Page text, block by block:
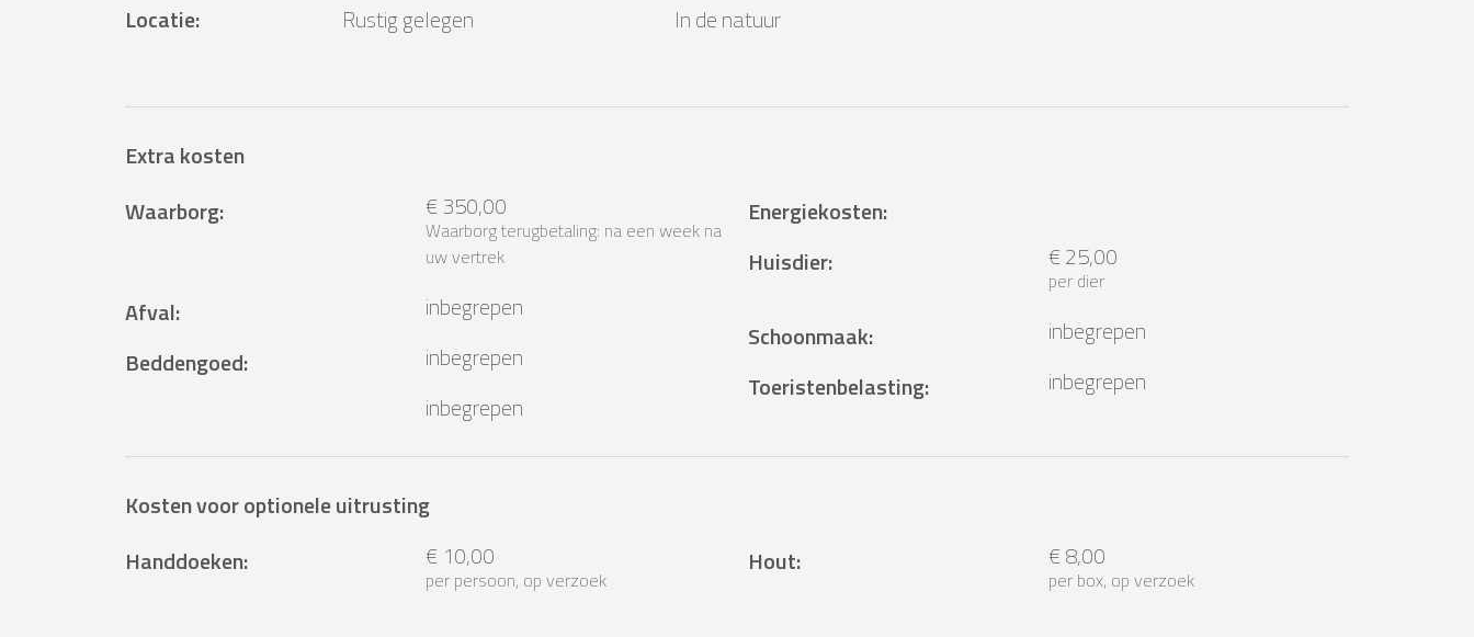
Locatie: Rustig gelegen In de natuur
Extra kosten
Waarborg: € 350,00
Waarborg terugbetaling: na een week na
uw vertrek
Afval:
inbegrepen
Beddengoed: inbegrepen
Energiekosten:
inbegrepen
Huisdier: € 25,00
per dier
Schoonmaak:
inbegrepen
Toeristenbelasting: inbegrepen
Kosten voor optionele uitrusting
Handdoeken: € 10,00
per persoon, op verzoek
Hout: € 8,00
per box, op verzoek